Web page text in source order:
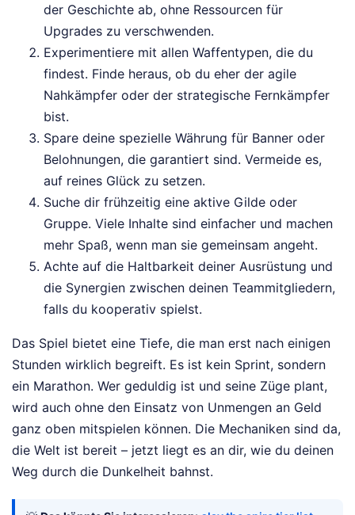
der Geschichte ab, ohne Ressourcen für
Upgrades zu verschwenden.
Experimentiere mit allen Waffentypen, die du
findest. Finde heraus, ob du eher der agile
Nahkämpfer oder der strategische Fernkämpfer
bist.
Spare deine spezielle Währung für Banner oder
Belohnungen, die garantiert sind. Vermeide es,
auf reines Glück zu setzen.
Suche dir frühzeitig eine aktive Gilde oder
Gruppe. Viele Inhalte sind einfacher und machen
mehr Spaß, wenn man sie gemeinsam angeht.
Achte auf die Haltbarkeit deiner Ausrüstung und
die Synergien zwischen deinen Teammitgliedern,
falls du kooperativ spielst.
Das Spiel bietet eine Tiefe, die man erst nach einigen
Stunden wirklich begreift. Es ist kein Sprint, sondern
ein Marathon. Wer geduldig ist und seine Züge plant,
wird auch ohne den Einsatz von Unmengen an Geld
ganz oben mitspielen können. Die Mechaniken sind da,
die Welt ist bereit – jetzt liegt es an dir, wie du deinen
Weg durch die Dunkelheit bahnst.